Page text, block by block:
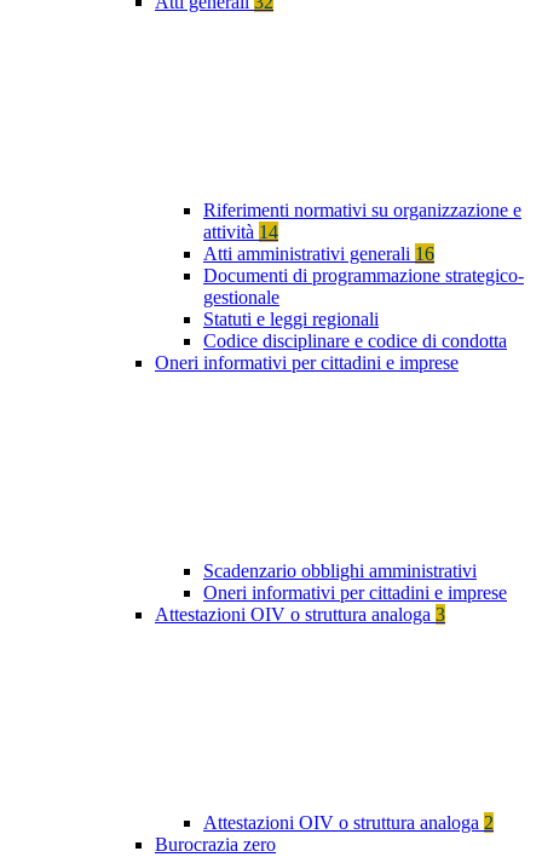
Riferimenti normativi su organizzazione e
attività 14
Atti amministrativi generali 16
Documenti di programmazione strategico-
gestionale
Statuti e leggi regionali
Codice disciplinare e codice di condotta
Oneri informativi per cittadini e imprese
Scadenzario obblighi amministrativi
Oneri informativi per cittadini e imprese
Attestazioni OIV o struttura analoga 3
Attestazioni OIV o struttura analoga 2
Burocrazia zero